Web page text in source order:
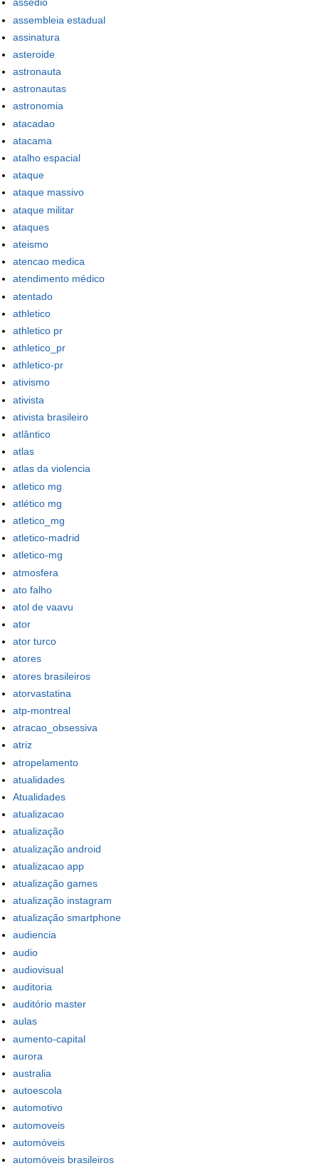
assédio
assembleia estadual
assinatura
asteroide
astronauta
astronautas
astronomia
atacadao
atacama
atalho espacial
ataque
ataque massivo
ataque militar
ataques
ateismo
atencao medica
atendimento médico
atentado
athletico
athletico pr
athletico_pr
athletico-pr
ativismo
ativista
ativista brasileiro
atlântico
atlas
atlas da violencia
atletico mg
atlético mg
atletico_mg
atletico-madrid
atletico-mg
atmosfera
ato falho
atol de vaavu
ator
ator turco
atores
atores brasileiros
atorvastatina
atp-montreal
atracao_obsessiva
atriz
atropelamento
atualidades
Atualidades
atualizacao
atualização
atualização android
atualizacao app
atualização games
atualização instagram
atualização smartphone
audiencia
audio
audiovisual
auditoria
auditório master
aulas
aumento-capital
aurora
australia
autoescola
automotivo
automoveis
automóveis
automóveis brasileiros